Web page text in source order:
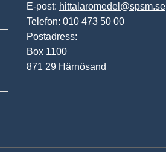
E-post: hittalaromedel@spsm.se
Telefon: 010 473 50 00
Postadress:
Box 1100
871 29 Härnösand